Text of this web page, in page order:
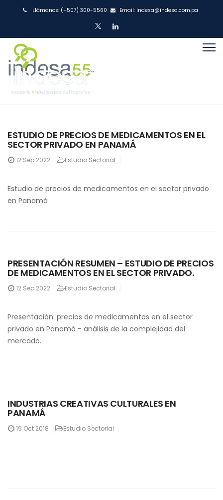
Llámanos: (+507) 300-5560 Email: indesa@indesa.com.pa
ESTUDIO DE PRECIOS DE MEDICAMENTOS EN EL
SECTOR PRIVADO EN PANAMÁ
12 Sep 2022 Estudio Sectorial
Estudio de precios de medicamentos en el sector privado
en Panamá
PRESENTACIÓN RESUMEN – ESTUDIO DE PRECIOS
DE MEDICAMENTOS EN EL SECTOR PRIVADO.
12 Sep 2022 Estudio Sectorial
Presentación: precios de medicamentos en el sector
privado en Panamá - análisis de la complejidad del
mercado.
INDUSTRIAS CREATIVAS CULTURALES EN
PANAMÁ
19 Oct 2018 Estudio Sectorial